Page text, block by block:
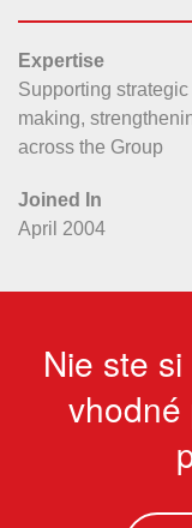
Expertise
Supporting
making,
across the Group
Joined In
April 2004
Nie ste
vhodné